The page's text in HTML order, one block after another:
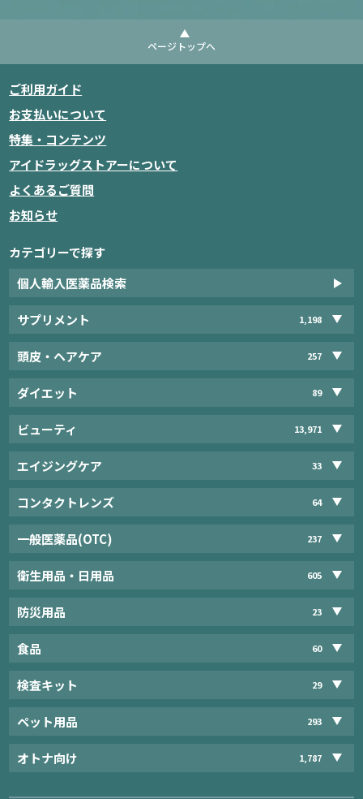
ページトップへ
ご利用ガイド
お支払いについて
特集・コンテンツ
アイドラッグストアーについて
よくあるご質問
お知らせ
カテゴリーで探す
個人輸入医薬品検索
サプリメント 1,198
頭皮・ヘアケア 257
ダイエット 89
ビューティ 13,971
エイジングケア 33
コンタクトレンズ 64
一般医薬品(OTC) 237
衛生用品・日用品 605
防災用品 23
食品 60
検査キット 29
ペット用品 293
オトナ向け 1,787